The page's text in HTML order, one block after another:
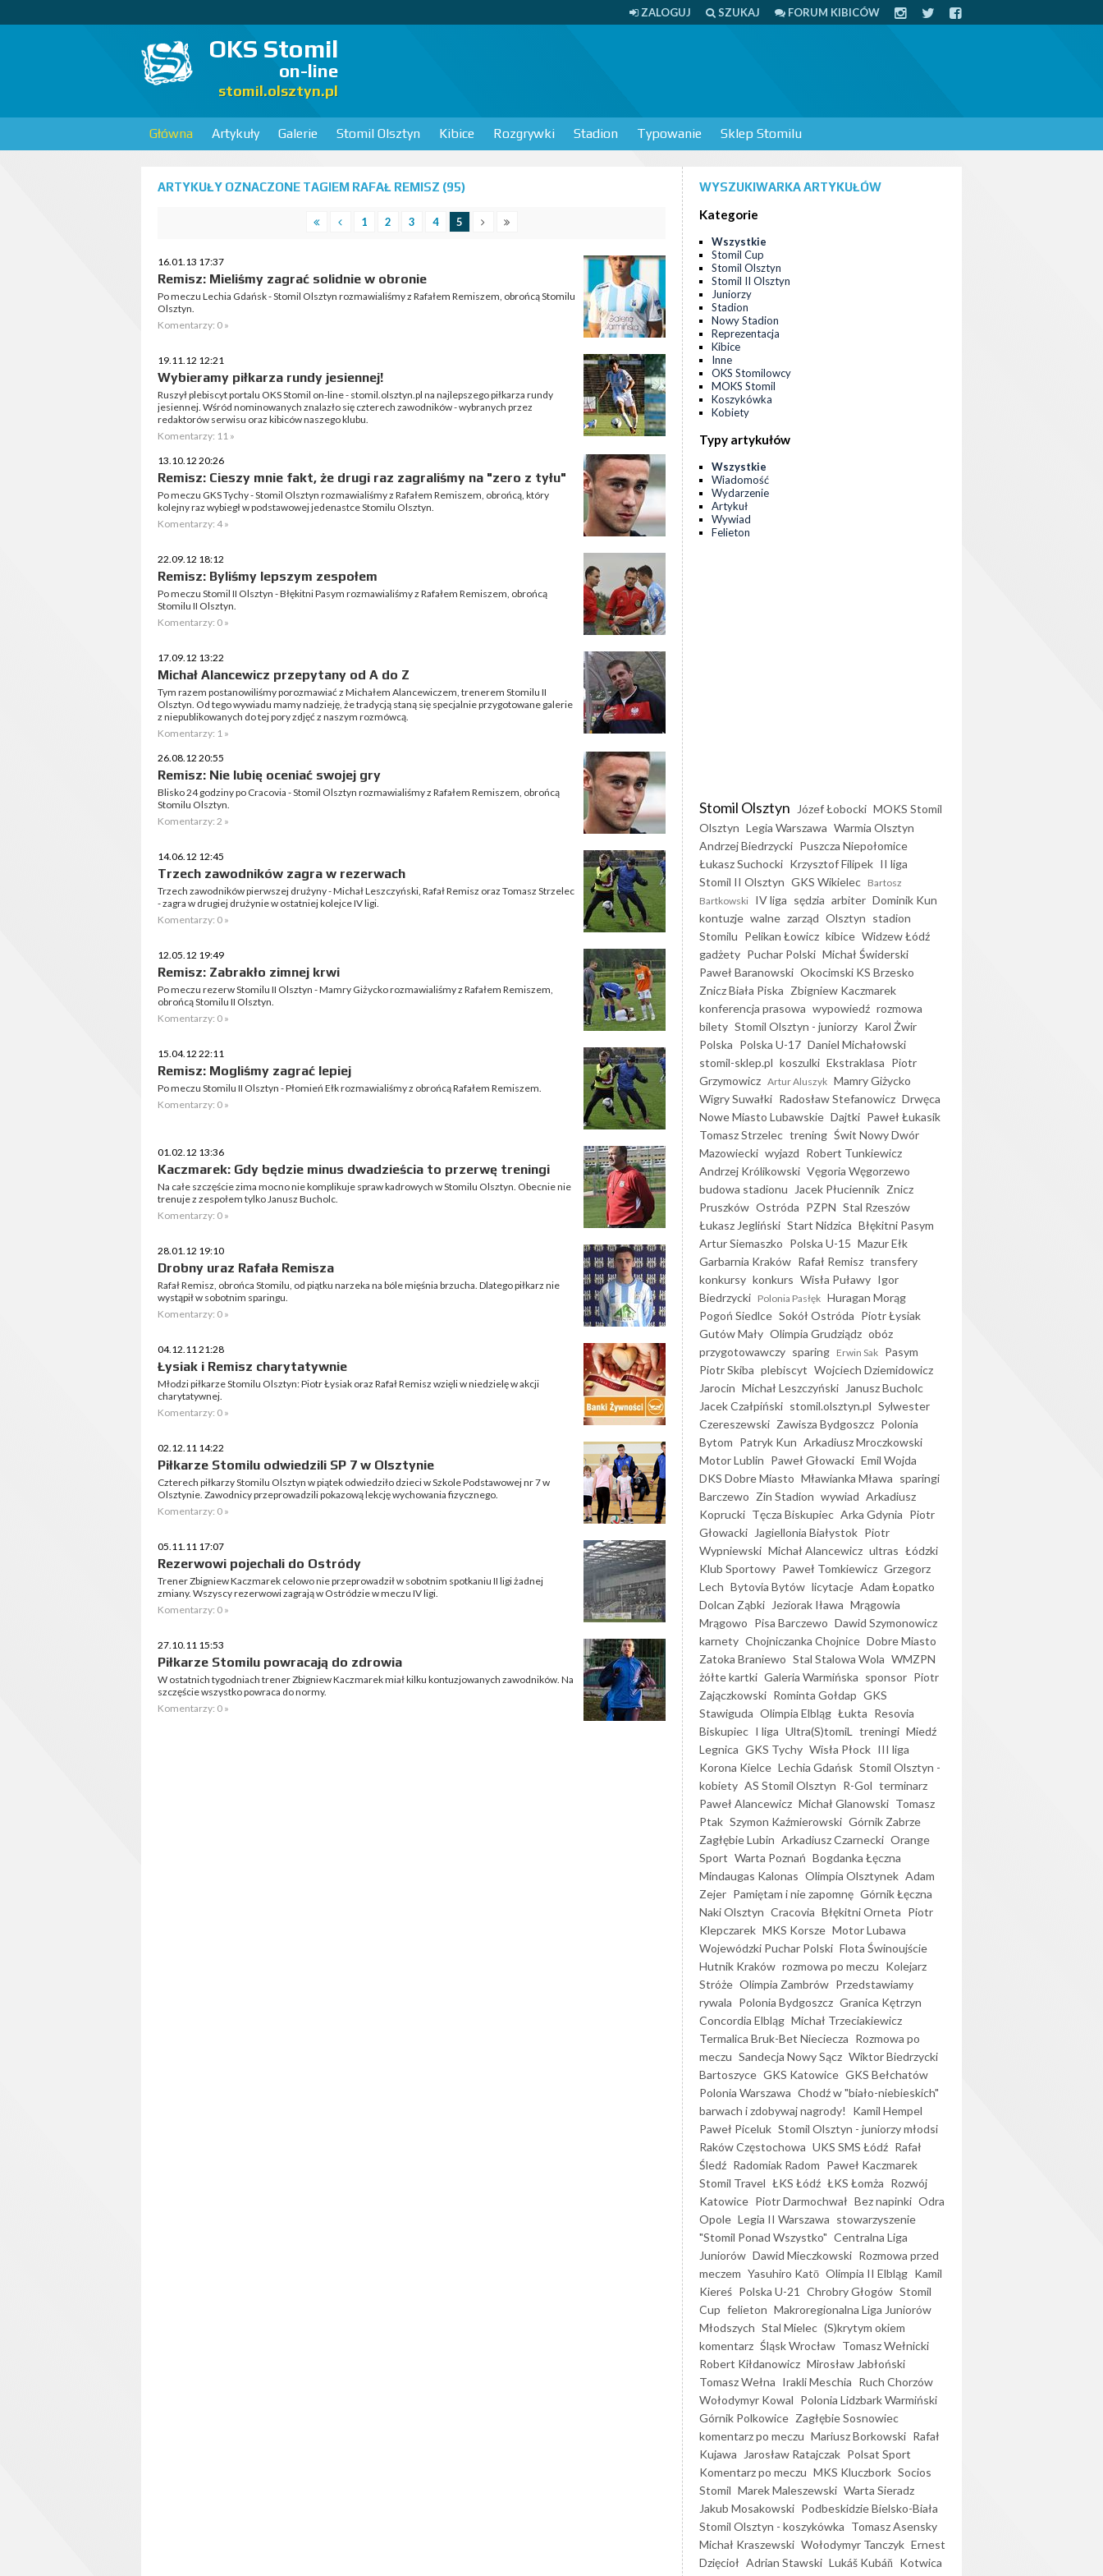
ZALOGUJ SZUKAJ FORUM KIBICÓW
OKS Stomil
on-line
stomil.olsztyn.pl
Główna Artykuły Galerie Stomil Olsztyn Kibice Rozgrywki Stadion Typowanie Sklep Stomilu
ARTYKUŁY OZNACZONE TAGIEM RAFAŁ REMISZ (95)
1 2 3 4 5
16.01.13 17:37
Remisz: Mieliśmy zagrać solidnie w obronie
Po meczu Lechia Gdańsk - Stomil Olsztyn rozmawialiśmy z Rafałem Remiszem, obrońcą Stomilu
Olsztyn.
Komentarzy: 0 »
19.11.12 12:21
Wybieramy piłkarza rundy jesiennej!
Ruszył plebiscyt portalu OKS Stomil on-line - stomil.olsztyn.pl na najlepszego piłkarza rundy
jesiennej. Wśród nominowanych znalazło się czterech zawodników - wybranych przez
redaktorów serwisu oraz kibiców naszego klubu.
Komentarzy: 11 »
13.10.12 20:26
Remisz: Cieszy mnie fakt, że drugi raz zagraliśmy na "zero z tyłu"
Po meczu GKS Tychy - Stomil Olsztyn rozmawialiśmy z Rafałem Remiszem, obrońcą, który
kolejny raz wybiegł w podstawowej jedenastce Stomilu Olsztyn.
Komentarzy: 4 »
22.09.12 18:12
Remisz: Byliśmy lepszym zespołem
Po meczu Stomil II Olsztyn - Błękitni Pasym rozmawialiśmy z Rafałem Remiszem, obrońcą
Stomilu II Olsztyn.
Komentarzy: 0 »
17.09.12 13:22
Michał Alancewicz przepytany od A do Z
Tym razem postanowiliśmy porozmawiać z Michałem Alancewiczem, trenerem Stomilu II
Olsztyn. Od tego wywiadu mamy nadzieję, że tradycją staną się specjalnie przygotowane galerie
z niepublikowanych do tej pory zdjęć z naszym rozmówcą.
Komentarzy: 1 »
26.08.12 20:55
Remisz: Nie lubię oceniać swojej gry
Blisko 24 godziny po Cracovia - Stomil Olsztyn rozmawialiśmy z Rafałem Remiszem, obrońcą
Stomilu Olsztyn.
Komentarzy: 2 »
14.06.12 12:45
Trzech zawodników zagra w rezerwach
Trzech zawodników pierwszej drużyny - Michał Leszczyński, Rafał Remisz oraz Tomasz Strzelec
- zagra w drugiej drużynie w ostatniej kolejce IV ligi.
Komentarzy: 0 »
12.05.12 19:49
Remisz: Zabrakło zimnej krwi
Po meczu rezerw Stomilu II Olsztyn - Mamry Giżycko rozmawialiśmy z Rafałem Remiszem,
obrońcą Stomilu II Olsztyn.
Komentarzy: 0 »
15.04.12 22:11
Remisz: Mogliśmy zagrać lepiej
Po meczu Stomilu II Olsztyn - Płomień Ełk rozmawialiśmy z obrońcą Rafałem Remiszem.
Komentarzy: 0 »
01.02.12 13:36
Kaczmarek: Gdy będzie minus dwadzieścia to przerwę treningi
Na całe szczęście zima mocno nie komplikuje spraw kadrowych w Stomilu Olsztyn. Obecnie nie
trenuje z zespołem tylko Janusz Bucholc.
Komentarzy: 0 »
28.01.12 19:10
Drobny uraz Rafała Remisza
Rafał Remisz, obrońca Stomilu, od piątku narzeka na bóle mięśnia brzucha. Dlatego piłkarz nie
wystąpił w sobotnim sparingu.
Komentarzy: 0 »
04.12.11 21:28
Łysiak i Remisz charytatywnie
Młodzi piłkarze Stomilu Olsztyn: Piotr Łysiak oraz Rafał Remisz wzięli w niedzielę w akcji
charytatywnej.
Komentarzy: 0 »
02.12.11 14:22
Piłkarze Stomilu odwiedzili SP 7 w Olsztynie
Czterech piłkarzy Stomilu Olsztyn w piątek odwiedziło dzieci w Szkole Podstawowej nr 7 w
Olsztynie. Zawodnicy przeprowadzili pokazową lekcję wychowania fizycznego.
Komentarzy: 0 »
05.11.11 17:07
Rezerwowi pojechali do Ostródy
Trener Zbigniew Kaczmarek celowo nie przeprowadził w sobotnim spotkaniu II ligi żadnej
zmiany. Wszyscy rezerwowi zagrają w Ostródzie w meczu IV ligi.
Komentarzy: 0 »
27.10.11 15:53
Piłkarze Stomilu powracają do zdrowia
W ostatnich tygodniach trener Zbigniew Kaczmarek miał kilku kontuzjowanych zawodników. Na
szczęście wszystko powraca do normy.
Komentarzy: 0 »
WYSZUKIWARKA ARTYKUŁÓW
Kategorie
Wszystkie
Stomil Cup
Stomil Olsztyn
Stomil II Olsztyn
Juniorzy
Stadion
Nowy Stadion
Reprezentacja
Kibice
Inne
OKS Stomilowcy
MOKS Stomil
Koszykówka
Kobiety
Typy artykułów
Wszystkie
Wiadomość
Wydarzenie
Artykuł
Wywiad
Felieton
Stomil Olsztyn Józef Łobocki MOKS Stomil
Olsztyn Legia Warszawa Warmia Olsztyn
Andrzej Biedrzycki Puszcza Niepołomice
Łukasz Suchocki Krzysztof Filipek II liga
Stomil II Olsztyn GKS Wikielec Bartosz
Bartkowski IV liga sędzia arbiter Dominik Kun
kontuzje walne zarząd Olsztyn stadion
Stomilu Pelikan Łowicz kibice Widzew Łódź
gadżety Puchar Polski Michał Świderski
Paweł Baranowski Okocimski KS Brzesko
Znicz Biała Piska Zbigniew Kaczmarek
konferencja prasowa wypowiedź rozmowa
bilety Stomil Olsztyn - juniorzy Karol Żwir
Polska Polska U-17 Daniel Michałowski
stomil-sklep.pl koszulki Ekstraklasa Piotr
Grzymowicz Artur Aluszyk Mamry Giżycko
Wigry Suwałki Radosław Stefanowicz Drwęca
Nowe Miasto Lubawskie Dajtki Paweł Łukasik
Tomasz Strzelec trening Świt Nowy Dwór
Mazowiecki wyjazd Robert Tunkiewicz
Andrzej Królikowski Vęgoria Węgorzewo
budowa stadionu
Jacek Płuciennik Znicz
Pruszków Ostróda PZPN Stal Rzeszów
Łukasz Jegliński Start Nidzica Błękitni Pasym
Artur Siemaszko Polska U-15 Mazur Ełk
Garbarnia Kraków Rafał Remisz transfery
konkursy konkurs Wisła Puławy Igor
Biedrzycki Polonia Pasłęk Huragan Morąg
Pogoń Siedlce Sokół Ostróda Piotr Łysiak
Gutów Mały Olimpia Grudziądz obóz
przygotowawczy sparing Erwin Sak Pasym
Piotr Skiba plebiscyt Wojciech Dziemidowicz
Jarocin Michał Leszczyński
Janusz Bucholc
Jacek Czałpiński stomil.olsztyn.pl Sylwester
Czereszewski Zawisza Bydgoszcz Polonia
Bytom Patryk Kun Arkadiusz Mroczkowski
Motor Lublin Paweł Głowacki Emil Wojda
DKS Dobre Miasto Mławianka Mława sparingi
Barczewo Zin Stadion wywiad Arkadiusz
Koprucki Tęcza Biskupiec Arka Gdynia Piotr
Głowacki
Jagiellonia Białystok Piotr
Wypniewski Michał Alancewicz ultras Łódzki
Klub Sportowy Paweł Tomkiewicz Grzegorz
Lech Bytovia Bytów licytacje Adam Łopatko
Dolcan Ząbki
Jeziorak Iława Mrągowia
Mrągowo Pisa Barczewo Dawid Szymonowicz
karnety Chojniczanka Chojnice Dobre Miasto
Zatoka Braniewo Stal Stalowa Wola WMZPN
żółte kartki Galeria Warmińska sponsor Piotr
Zajączkowski Rominta Gołdap GKS
Stawiguda Olimpia Elbląg Łukta Resovia
Biskupiec I liga Ultra(S)tomiL treningi Miedź
Legnica GKS Tychy Wisła Płock III liga
Korona Kielce Lechia Gdańsk Stomil Olsztyn -
kobiety AS Stomil Olsztyn R-Gol terminarz
Paweł Alancewicz Michał Glanowski Tomasz
Ptak Szymon Kaźmierowski Górnik Zabrze
Zagłębie Lubin Arkadiusz Czarnecki Orange
Sport Warta Poznań Bogdanka Łęczna
Mindaugas Kalonas Olimpia Olsztynek Adam
Zejer Pamiętam i nie zapomnę Górnik Łęczna
Naki Olsztyn Cracovia Błękitni Orneta Piotr
Klepczarek MKS Korsze Motor Lubawa
Wojewódzki Puchar Polski Flota Świnoujście
Hutnik Kraków rozmowa po meczu Kolejarz
Stróże Olimpia Zambrów Przedstawiamy
rywala Polonia Bydgoszcz Granica Kętrzyn
Concordia Elbląg Michał Trzeciakiewicz
Termalica Bruk-Bet Nieciecza Rozmowa po
meczu Sandecja Nowy Sącz Wiktor Biedrzycki
Bartoszyce GKS Katowice GKS Bełchatów
Polonia Warszawa Chodź w "biało-niebieskich"
barwach i zdobywaj nagrody!
Kamil Hempel
Paweł Piceluk Stomil Olsztyn - juniorzy młodsi
Raków Częstochowa UKS SMS Łódź Rafał
Śledź Radomiak Radom Paweł Kaczmarek
Stomil Travel ŁKS Łódź ŁKS Łomża Rozwój
Katowice Piotr Darmochwał Bez napinki Odra
Opole Legia II Warszawa stowarzyszenie
"Stomil Ponad Wszystko" Centralna Liga
Juniorów Dawid Mieczkowski Rozmowa przed
meczem Yasuhiro Katō Olimpia II Elbląg Kamil
Kiereś Polska U-21 Chrobry Głogów Stomil
Cup felieton Makroregionalna Liga Juniorów
Młodszych Stal Mielec (S)krytym okiem
komentarz Śląsk Wrocław Tomasz Wełnicki
Robert Kiłdanowicz Mirosław Jabłoński
Tomasz Wełna Irakli Meschia Ruch Chorzów
Wołodymyr Kowal Polonia Lidzbark Warmiński
Górnik Polkowice Zagłębie Sosnowiec
komentarz po meczu Mariusz Borkowski Rafał
Kujawa
Jarosław Ratajczak Polsat Sport
Komentarz po meczu MKS Kluczbork Socios
Stomil Marek Maleszewski Warta Sieradz
Jakub Mosakowski Podbeskidzie Bielsko-Biała
Stomil Olsztyn - koszykówka Tomasz Asensky
Michał Kraszewski Wołodymyr Tanczyk Ernest
Dzięcioł Adrian Stawski Lukáš Kubáň Kotwica